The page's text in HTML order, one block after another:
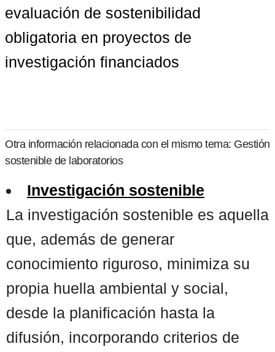
evaluación de sostenibilidad
obligatoria en proyectos de
investigación financiados
Otra información relacionada con el mismo tema: Gestión
sostenible de laboratorios
Investigación sostenible
La investigación sostenible es aquella
que, además de generar
conocimiento riguroso, minimiza su
propia huella ambiental y social,
desde la planificación hasta la
difusión, incorporando criterios de